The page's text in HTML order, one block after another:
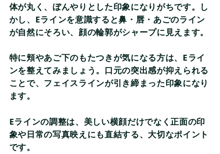
体が丸く、ぼんやりとした印象になりがちです。し
かし、Eラインを意識すると鼻・唇・あごのライン
が自然にそろい、顔の輪郭がシャープに見えます。
特に頬やあご下のもたつきが気になる方は、Eライ
ンを整えてみましょう。口元の突出感が抑えられる
ことで、フェイスラインが引き締まった印象になり
ます。
Eラインの調整は、美しい横顔だけでなく正面の印
象や日常の写真映えにも直結する、大切なポイント
です。